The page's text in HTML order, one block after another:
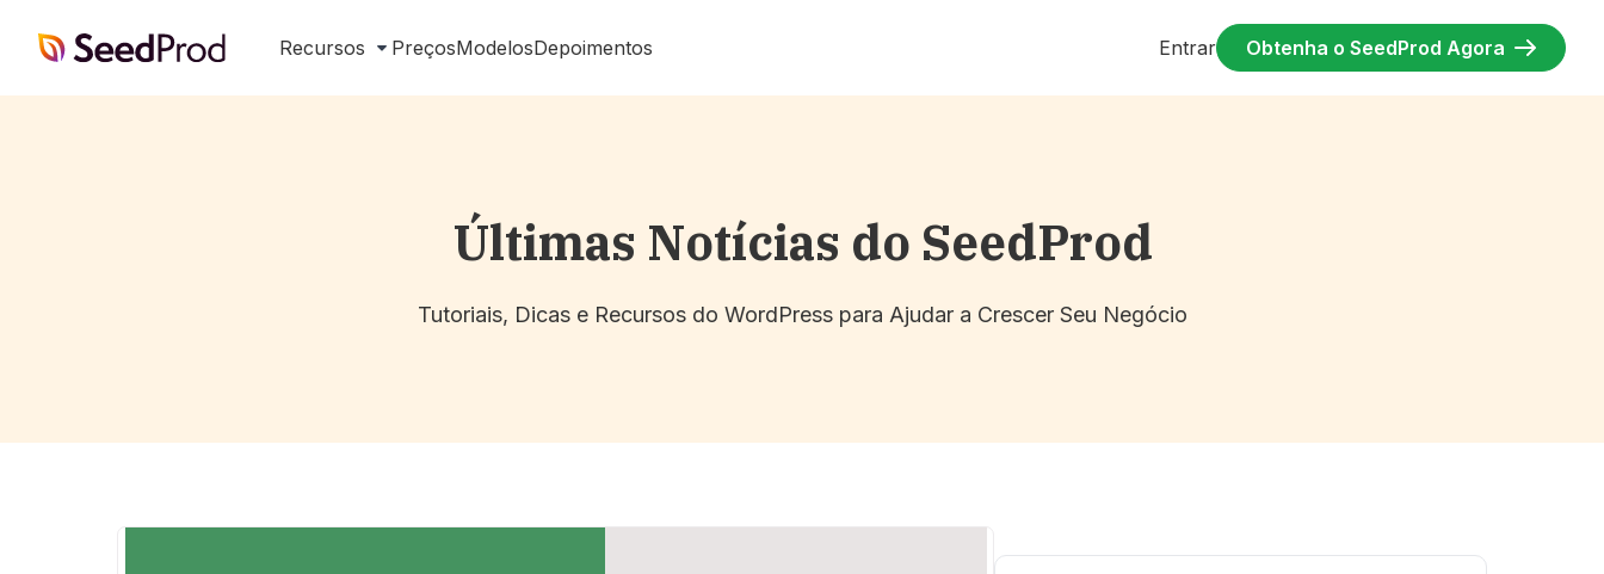
SeedProd Recursos PreçosModelosDepoimentos Entrar Obtenha o SeedProd Agora
Últimas Notícias do SeedProd
Tutoriais, Dicas e Recursos do WordPress para Ajudar a Crescer Seu Negócio